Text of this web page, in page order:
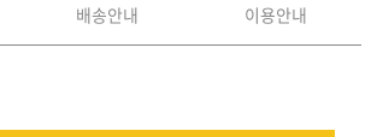
배송안내 이용안내